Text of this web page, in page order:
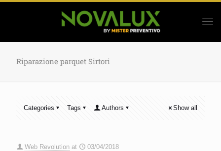
Riparazione parquet Sirtori
Categories Tags Authors Show all
Web Revolution at 03/04/2018